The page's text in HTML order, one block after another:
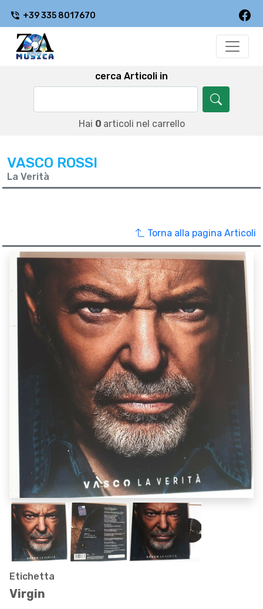
+39 335 8017670
cerca Articoli in
Hai 0 articoli nel carrello
VASCO ROSSI
La Verità
Torna alla pagina Articoli
Etichetta
Virgin